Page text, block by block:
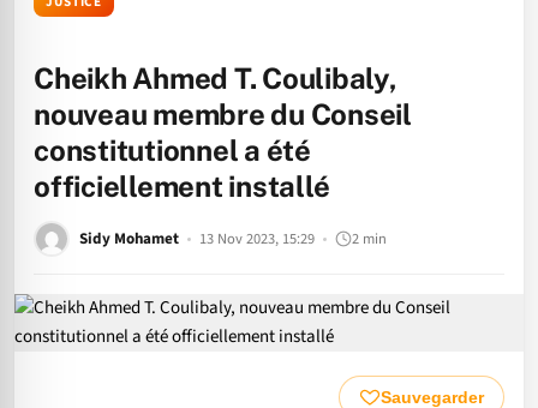
Cheikh Ahmed T. Coulibaly,
nouveau membre du Conseil
constitutionnel a été
officiellement installé
Sidy Mohamet 13 Nov 2023, 15:29 2 min
Sauvegarder